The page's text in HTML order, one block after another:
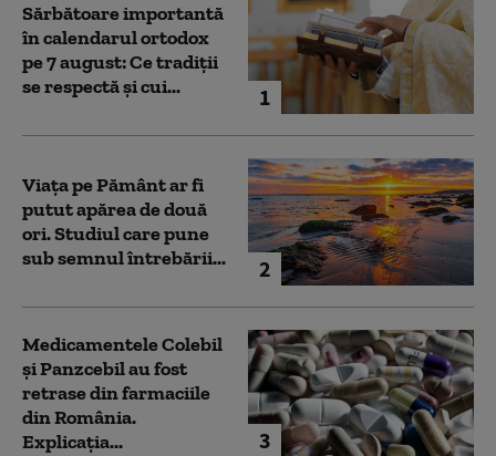
1
Sărbătoare importantă
în calendarul ortodox
pe 7 august: Ce tradiții
se respectă și cui...
2
Viața pe Pământ ar fi
putut apărea de două
ori. Studiul care pune
sub semnul întrebării...
3
Medicamentele Colebil
și Panzcebil au fost
retrase din farmaciile
din România.
Explicația...